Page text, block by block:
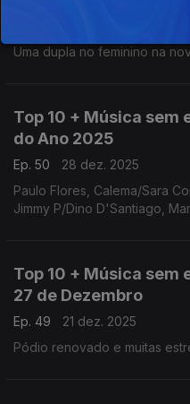
Uma dupla no feminino na
Top 10 + Música sem
do Ano 2025
Ep. 50
28 dez. 2025
Paulo Flores, Calema/Sara
Jimmy P/Dino D'Santiago,
Top 10 + Música sem
27 de Dezembro
Ep. 49
21 dez. 2025
Pódio renovado e muitas